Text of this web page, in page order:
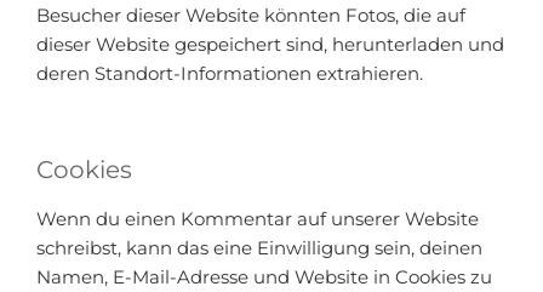
Besucher dieser Website könnten Fotos, die auf
dieser Website gespeichert sind, herunterladen und
deren Standort-Informationen extrahieren.
Cookies
Wenn du einen Kommentar auf unserer Website
schreibst, kann das eine Einwilligung sein, deinen
Namen, E-Mail-Adresse und Website in Cookies zu